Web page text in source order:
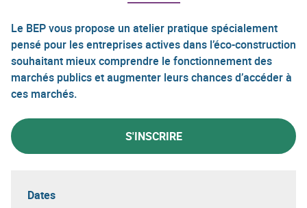
Le BEP vous propose un atelier pratique spécialement
pensé pour les entreprises actives dans l’éco-construction
souhaitant mieux comprendre le fonctionnement des
marchés publics et augmenter leurs chances d’accéder à
ces marchés.
S'INSCRIRE
Dates